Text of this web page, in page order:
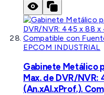
EPCOM INDUSTRIAL
Gabinete Metálico
Max. de DVR/
(An.xAl.xProf.).